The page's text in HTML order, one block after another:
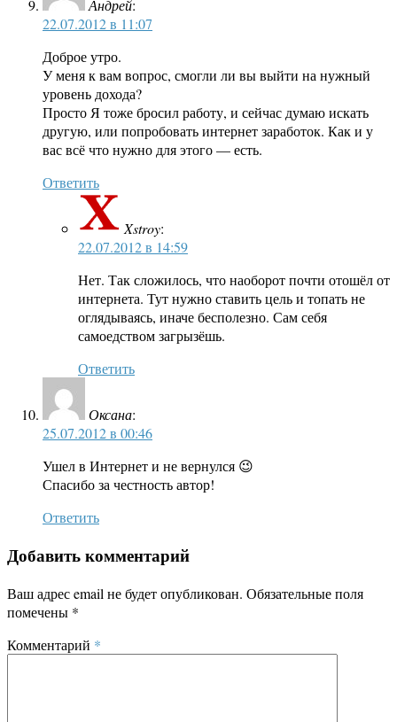
Андрей:
22.07.2012 в 11:07
Доброе утро.
У меня к вам вопрос, смогли ли вы выйти на нужный
уровень дохода?
Просто Я тоже бросил работу, и сейчас думаю искать
другую, или попробовать интернет заработок. Как и у
вас всё что нужно для этого — есть.
Ответить
Xstroy:
22.07.2012 в 14:59
Нет. Так сложилось, что наоборот почти отошёл от
интернета. Тут нужно ставить цель и топать не
оглядываясь, иначе бесполезно. Сам себя
самоедством загрызёшь.
Ответить
Оксана:
25.07.2012 в 00:46
Ушел в Интернет и не вернулся 😉
Спасибо за честность автор!
Ответить
Добавить комментарий
Ваш адрес email не будет опубликован. Обязательные поля
помечены *
Комментарий *